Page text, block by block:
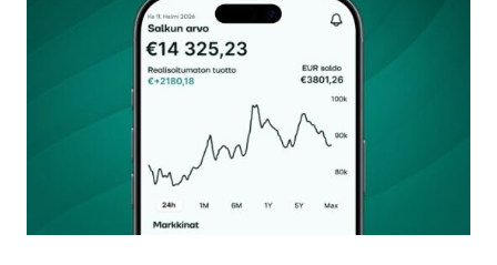
Kommentti*
Nimesi tai nimimerkkisi
Sähköpostiosoitteesi